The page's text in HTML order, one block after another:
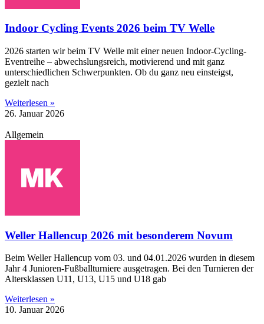
Indoor Cycling Events 2026 beim TV Welle
2026 starten wir beim TV Welle mit einer neuen Indoor-Cycling-
Eventreihe – abwechslungsreich, motivierend und mit ganz
unterschiedlichen Schwerpunkten. Ob du ganz neu einsteigst,
gezielt nach
Weiterlesen »
26. Januar 2026
Allgemein
Weller Hallencup 2026 mit besonderem Novum
Beim Weller Hallencup vom 03. und 04.01.2026 wurden in diesem
Jahr 4 Junioren-Fußballturniere ausgetragen. Bei den Turnieren der
Altersklassen U11, U13, U15 und U18 gab
Weiterlesen »
10. Januar 2026